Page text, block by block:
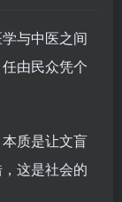
与中医之间
由民众凭个
质是让文盲
这是社会的